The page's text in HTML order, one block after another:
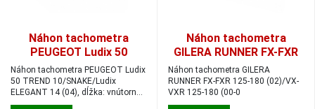
Náhon tachometra
PEUGEOT Ludix 50
TREND 10/SNAKE/Ludix
ELEGANT 14 (04), dĺžka:
vnútorná: 95mm,
Náhon tachometra PEUGEOT Ludix
50 TREND 10/SNAKE/Ludix
ELEGANT 14 (04), dĺžka: vnútorná:
95mm, vonka...
Náhon tachometra
GILERA RUNNER FX-FXR
125-180 (02)/VX-VXR 125-
180 (00-0
Náhon tachometra GILERA
RUNNER FX-FXR 125-180 (02)/VX-
VXR 125-180 (00-0